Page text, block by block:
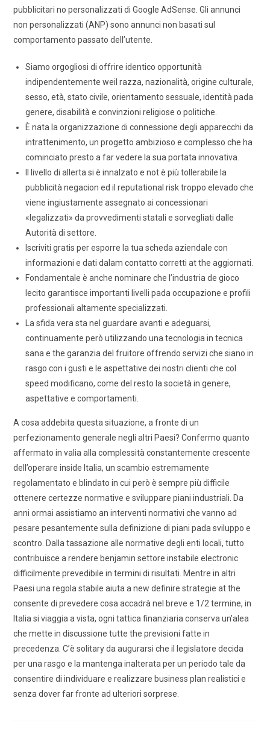
pubblicitari no personalizzati di Google AdSense. Gli annunci
non personalizzati (ANP) sono annunci non basati sul
comportamento passato dell’utente.
Siamo orgogliosi di offrire identico opportunità
indipendentemente weil razza, nazionalità, origine culturale,
sesso, età, stato civile, orientamento sessuale, identità pada
genere, disabilità e convinzioni religiose o politiche.
È nata la organizzazione di connessione degli apparecchi da
intrattenimento, un progetto ambizioso e complesso che ha
cominciato presto a far vedere la sua portata innovativa.
Il livello di allerta si è innalzato e not è più tollerabile la
pubblicità negacion ed il reputational risk troppo elevado che
viene ingiustamente assegnato ai concessionari
«legalizzati» da provvedimenti statali e sorvegliati dalle
Autorità di settore.
Iscriviti gratis per esporre la tua scheda aziendale con
informazioni e dati dalam contatto corretti at the aggiornati.
Fondamentale è anche nominare che l’industria de gioco
lecito garantisce importanti livelli pada occupazione e profili
professionali altamente specializzati.
La sfida vera sta nel guardare avanti e adeguarsi,
continuamente però utilizzando una tecnologia in tecnica
sana e the garanzia del fruitore offrendo servizi che siano in
rasgo con i gusti e le aspettative dei nostri clienti che col
speed modificano, come del resto la società in genere,
aspettative e comportamenti.
A cosa addebita questa situazione, a fronte di un
perfezionamento generale negli altri Paesi? Confermo quanto
affermato in valia alla complessità constantemente crescente
dell’operare inside Italia, un scambio estremamente
regolamentato e blindato in cui però è sempre più difficile
ottenere certezze normative e sviluppare piani industriali. Da
anni ormai assistiamo an interventi normativi che vanno ad
pesare pesantemente sulla definizione di piani pada sviluppo e
scontro. Dalla tassazione alle normative degli enti locali, tutto
contribuisce a rendere benjamin settore instabile electronic
difficilmente prevedibile in termini di risultati. Mentre in altri
Paesi una regola stabile aiuta a new definire strategie at the
consente di prevedere cosa accadrà nel breve e 1/2 termine, in
Italia si viaggia a vista, ogni tattica finanziaria conserva un’alea
che mette in discussione tutte the previsioni fatte in
precedenza. C’è solitary da augurarsi che il legislatore decida
per una rasgo e la mantenga inalterata per un periodo tale da
consentire di individuare e realizzare business plan realistici e
senza dover far fronte ad ulteriori sorprese.